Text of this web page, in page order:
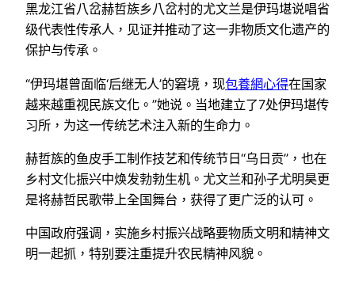
黑龙江省八岔赫哲族乡八岔村的尤文兰是伊玛堪说唱省
级代表性传承人，见证并推动了这一非物质文化遗产的
保护与传承。
“伊玛堪曾面临‘后继无人’的窘境，现包養網心得在国家
越来越重视民族文化。”她说。当地建立了7处伊玛堪传
习所，为这一传统艺术注入新的生命力。
赫哲族的鱼皮手工制作技艺和传统节日“乌日贡”，也在
乡村文化振兴中焕发勃勃生机。尤文兰和孙子尤明昊更
是将赫哲民歌带上全国舞台，获得了更广泛的认可。
中国政府强调，实施乡村振兴战略要物质文明和精神文
明一起抓，特别要注重提升农民精神风貌。